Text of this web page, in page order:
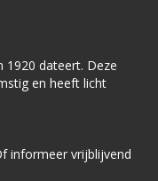
1920 dateert. Deze
en heeft licht
informeer vrijblijvend